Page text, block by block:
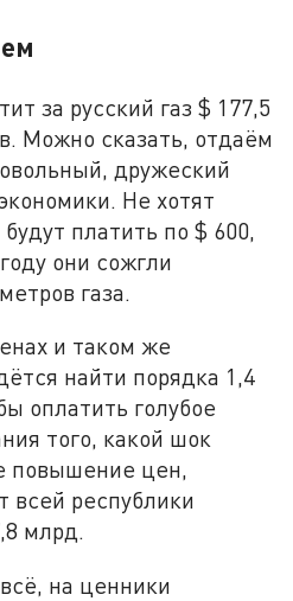
за русский газ $ 177,5
Можно сказать, отдаём
дружеский
Не хотят
платить по $ 600,
они сожгли
газа.
и таком же
найти порядка 1,4
оплатить голубое
того, какой шок
повышение цен,
республики
млрд.
на ценники